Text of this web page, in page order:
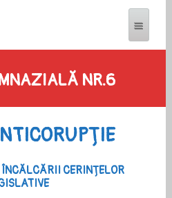
NR.6
ÎNCĂLCĂRII CERINȚELOR